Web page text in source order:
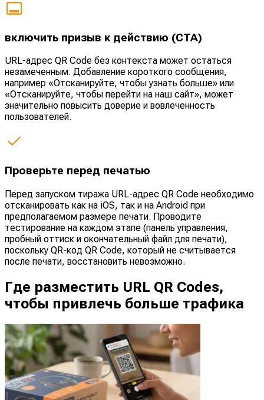
включить призыв к действию (CTA)
URL-адрес QR Code без контекста может остаться
незамеченным. Добавление короткого сообщения,
например «Отсканируйте, чтобы узнать больше» или
«Отсканируйте, чтобы перейти на наш сайт», может
значительно повысить доверие и вовлеченность
пользователей.
Проверьте перед печатью
Перед запуском тиража URL-адрес QR Code необходимо
отсканировать как на iOS, так и на Android при
предполагаемом размере печати. Проводите
тестирование на каждом этапе (панель управления,
пробный оттиск и окончательный файл для печати),
поскольку QR-код QR Code, который не считывается
после печати, восстановить невозможно.
Где разместить URL QR Codes,
чтобы привлечь больше трафика